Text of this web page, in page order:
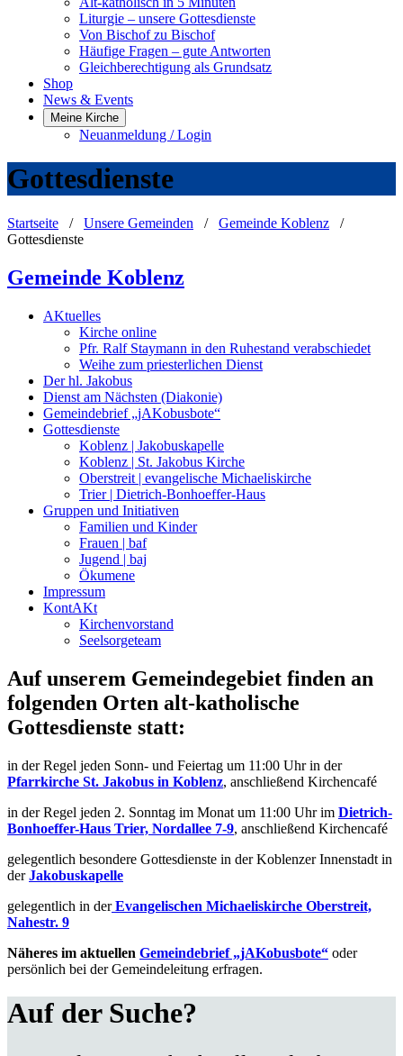
Liturgie – unsere Gottesdienste
Von Bischof zu Bischof
Häufige Fragen – gute Antworten
Gleichberechtigung als Grundsatz
Shop
News & Events
Meine Kirche
Neuanmeldung / Login
Gottesdienste
Startseite / Unsere Gemeinden / Gemeinde Koblenz /
Gottesdienste
Gemeinde Koblenz
AKtuelles
Kirche online
Pfr. Ralf Staymann in den Ruhestand verabschiedet
Weihe zum priesterlichen Dienst
Der hl. Jakobus
Dienst am Nächsten (Diakonie)
Gemeindebrief „jAKobusbote“
Gottesdienste
Koblenz | Jakobuskapelle
Koblenz | St. Jakobus Kirche
Oberstreit | evangelische Michaeliskirche
Trier | Dietrich-Bonhoeffer-Haus
Gruppen und Initiativen
Familien und Kinder
Frauen | baf
Jugend | baj
Ökumene
Impressum
KontAKt
Kirchenvorstand
Seelsorgeteam
Auf unserem Gemeindegebiet finden an
folgenden Orten alt-katholische
Gottesdienste statt:
in der Regel jeden Sonn- und Feiertag um 11:00 Uhr in der
Pfarrkirche St. Jakobus in Koblenz, anschließend Kirchencafé
in der Regel jeden 2. Sonntag im Monat um 11:00 Uhr im Dietrich-
Bonhoeffer-Haus Trier, Nordallee 7-9, anschließend Kirchencafé
gelegentlich besondere Gottesdienste in der Koblenzer Innenstadt in
derJakobuskapelle
gelegentlich in der Evangelischen Michaeliskirche Oberstreit,
Nahestr. 9
Näheres im aktuellen Gemeindebrief „jAKobusbote“ oder
persönlich bei der Gemeindeleitung erfragen.
Auf der Suche?